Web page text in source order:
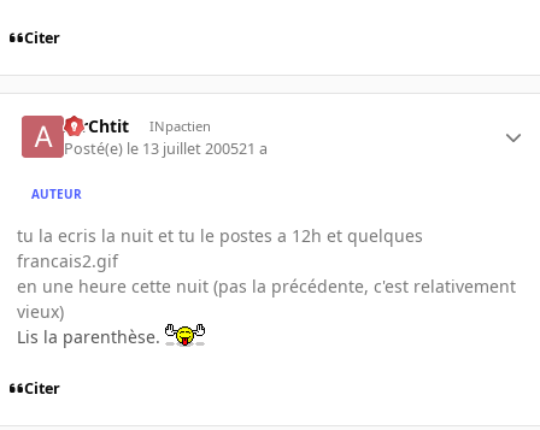
Citer
AirChtit INpactien
Posté(e) le 13 juillet 200521 a
AUTEUR
tu la ecris la nuit et tu le postes a 12h et quelques
francais2.gif
en une heure cette nuit (pas la précédente, c'est relativement
vieux)
Lis la parenthèse.
Citer